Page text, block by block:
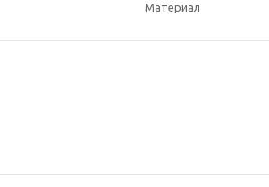
Материал